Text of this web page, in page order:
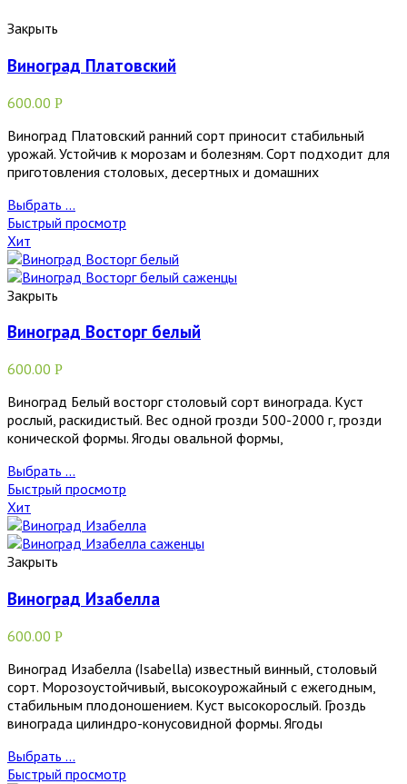
Закрыть
Виноград Платовский
600.00 Р
Виноград Платовский ранний сорт приносит стабильный
урожай. Устойчив к морозам и болезням. Сорт подходит для
приготовления столовых, десертных и домашних
Выбрать ...
Быстрый просмотр
Хит
Закрыть
Виноград Восторг белый
600.00 Р
Виноград Белый восторг столовый сорт винограда. Куст
рослый, раскидистый. Вес одной грозди 500-2000 г, грозди
конической формы. Ягоды овальной формы,
Выбрать ...
Быстрый просмотр
Хит
Закрыть
Виноград Изабелла
600.00 Р
Виноград Изабелла (Isabella) известный винный, столовый
сорт. Морозоустойчивый, высокоурожайный с ежегодным,
стабильным плодоношением. Куст высокорослый. Гроздь
винограда цилиндро-конусовидной формы. Ягоды
Выбрать ...
Быстрый просмотр